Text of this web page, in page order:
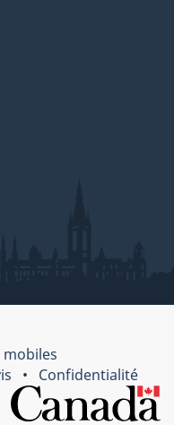
Confidentialité